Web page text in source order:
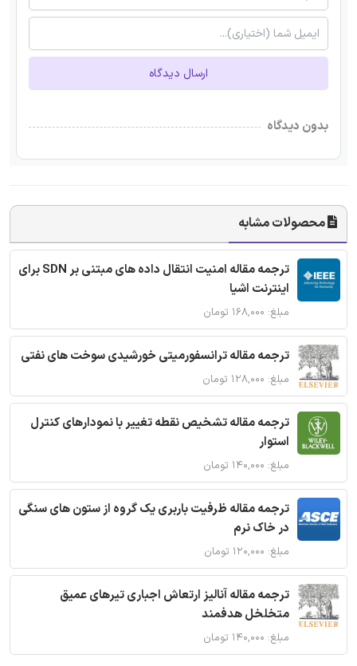
ارسال دیدگاه
بدون دیدگاه
محصولات مشابه
ترجمه مقاله امنیت انتقال داده های مبتنی بر SDN برای
اینترنت اشیا
مبلغ: ۱۶۸,۰۰۰ تومان
ترجمه مقاله ترانسفورمیتی خورشیدی سوخت های نفتی
مبلغ: ۱۲۸,۰۰۰ تومان
ترجمه مقاله تشخیص نقطه تغییر با نمودارهای کنترل
استوار
مبلغ: ۱۴۰,۰۰۰ تومان
ترجمه مقاله ظرفیت باربری یک گروه از ستون های سنگی
در خاک نرم
مبلغ: ۱۲۰,۰۰۰ تومان
ترجمه مقاله آنالیز ارتعاش اجباری تیرهای عمیق
متخلخل هدفمند
مبلغ: ۱۴۰,۰۰۰ تومان